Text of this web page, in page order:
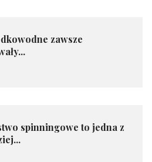
zawsze
spinningowe to jedna z